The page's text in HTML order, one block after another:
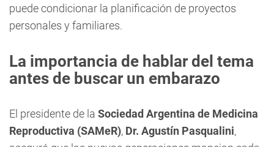
puede condicionar la planificación de proyectos
personales y familiares.
La importancia de hablar del tema
antes de buscar un embarazo
El presidente de la Sociedad Argentina de Medicina
Reproductiva (SAMeR), Dr. Agustín Pasqualini,